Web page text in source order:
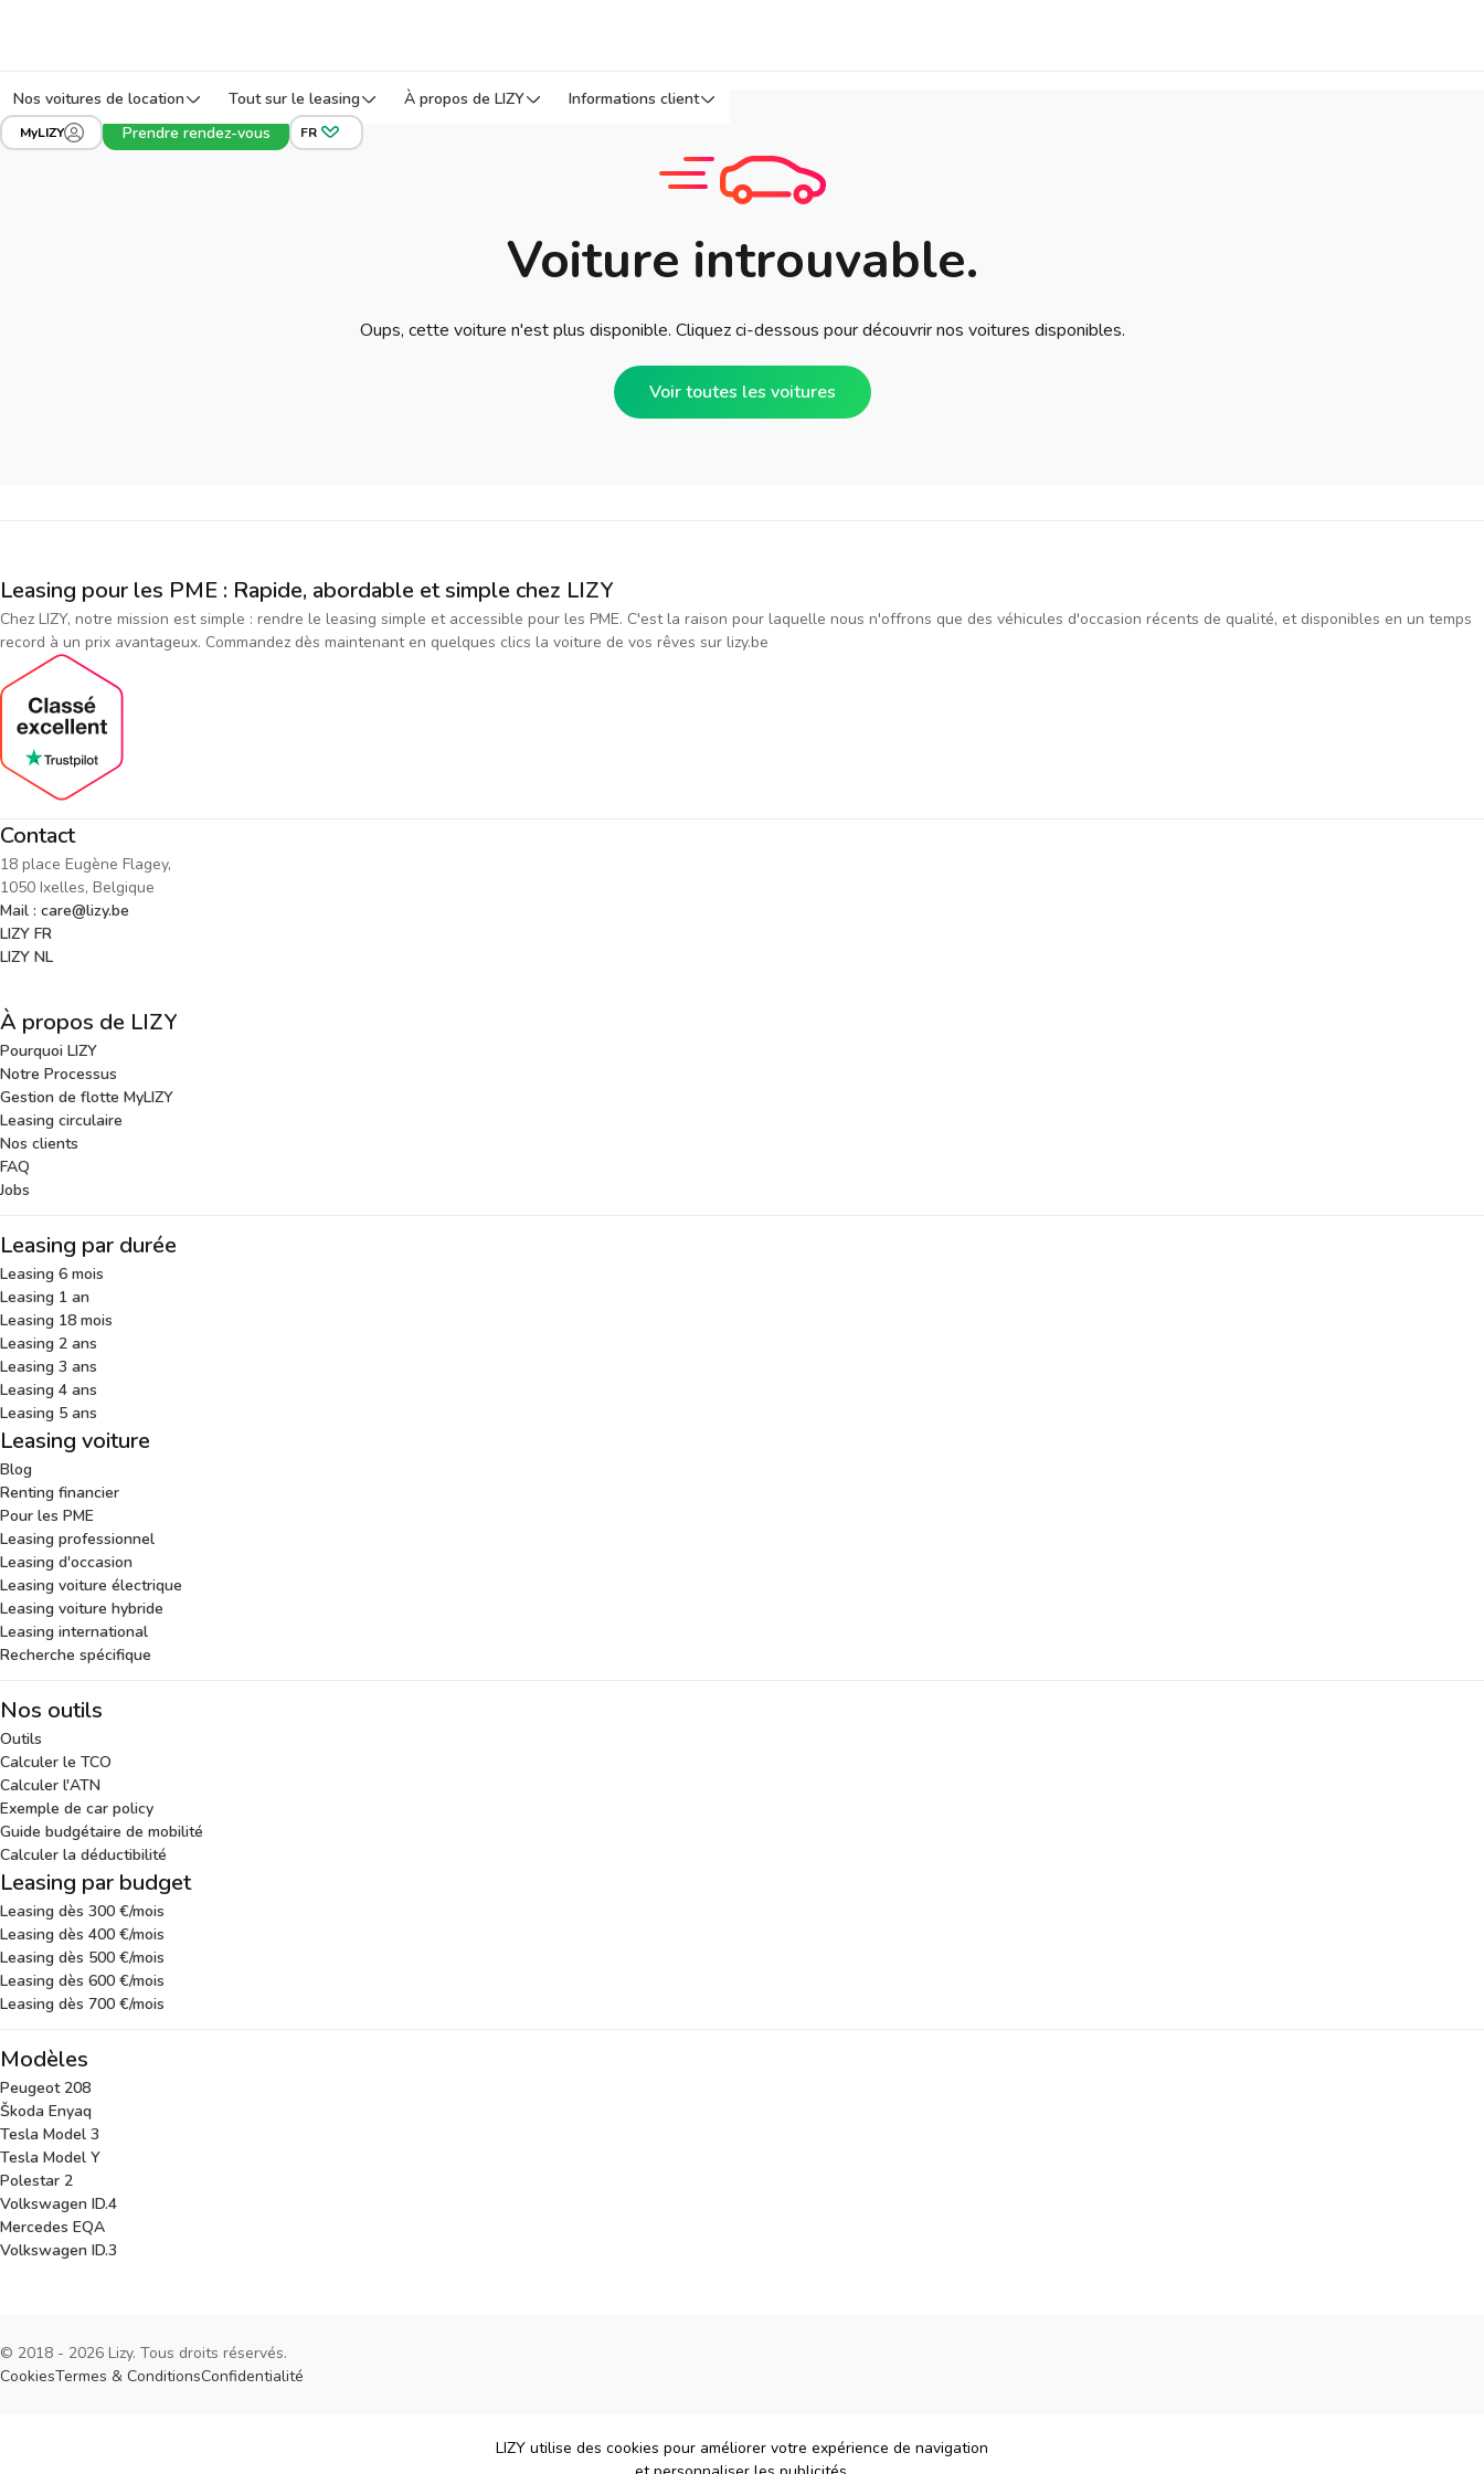
Nos voitures de location Tout sur le leasing À propos de LIZY Informations client
MyLIZY Prendre rendez-vous FR
Voiture introuvable.
Oups, cette voiture n'est plus disponible. Cliquez ci-dessous pour découvrir nos voitures disponibles.
Voir toutes les voitures
Leasing pour les PME : Rapide, abordable et simple chez LIZY
Chez LIZY, notre mission est simple : rendre le leasing simple et accessible pour les PME. C'est la raison pour laquelle nous n'offrons que des véhicules d'occasion récents de qualité, et disponibles en un temps
record à un prix avantageux. Commandez dès maintenant en quelques clics la voiture de vos rêves sur lizy.be
Contact
18 place Eugène Flagey,
1050 Ixelles, Belgique
Mail : care@lizy.be
LIZY FR
LIZY NL
À propos de LIZY
Pourquoi LIZY
Notre Processus
Gestion de flotte MyLIZY
Leasing circulaire
Nos clients
FAQ
Jobs
Leasing par durée
Leasing 6 mois
Leasing 1 an
Leasing 18 mois
Leasing 2 ans
Leasing 3 ans
Leasing 4 ans
Leasing 5 ans
Leasing voiture
Blog
Renting financier
Pour les PME
Leasing professionnel
Leasing d'occasion
Leasing voiture électrique
Leasing voiture hybride
Leasing international
Recherche spécifique
Nos outils
Outils
Calculer le TCO
Calculer l'ATN
Exemple de car policy
Guide budgétaire de mobilité
Calculer la déductibilité
Leasing par budget
Leasing dès 300 €/mois
Leasing dès 400 €/mois
Leasing dès 500 €/mois
Leasing dès 600 €/mois
Leasing dès 700 €/mois
Modèles
Peugeot 208
Škoda Enyaq
Tesla Model 3
Tesla Model Y
Polestar 2
Volkswagen ID.4
Mercedes EQA
Volkswagen ID.3
© 2018 - 2026 Lizy. Tous droits réservés.
CookiesTermes & ConditionsConfidentialité
LIZY utilise des cookies pour améliorer votre expérience de navigation